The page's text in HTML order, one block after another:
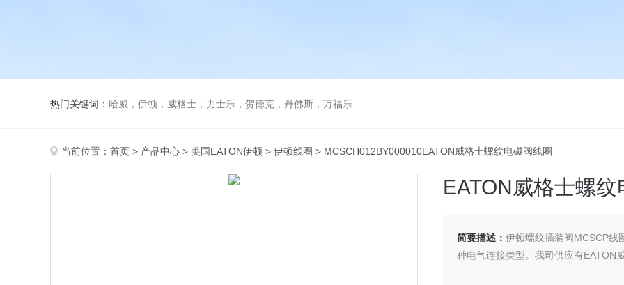
热门关键词： 哈威，伊顿，威格士，力士乐，贺德克，丹佛斯，万福乐...
当前位置： 首页 > 产品中心 > 美国EATON伊顿 > 伊顿线圈 > MCSCH012BY000010EATON威格士螺纹电磁阀线圈
EATON威格士螺
简要描述： 伊顿螺纹插装阀MCSCP线
种电气连接类型。我司供应有EATON